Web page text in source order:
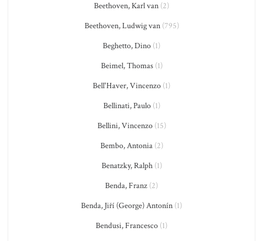
Beethoven, Karl van (2)
Beethoven, Ludwig van(795)
Beghetto, Dino (1)
Beimel, Thomas(1)
Bell'Haver, Vincenzo (1)
Bellinati, Paulo(1)
Bellini, Vincenzo(15)
Bembo, Antonia(2)
Benatzky, Ralph(1)
Benda, Franz (2)
Benda, Jiří (George) Antonín (1)
Bendusi, Francesco (1)